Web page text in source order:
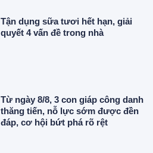
Tận dụng sữa tươi hết hạn, giải
quyết 4 vấn đề trong nhà
Từ ngày 8/8, 3 con giáp công danh
thăng tiến, nỗ lực sớm được đền
đáp, cơ hội bứt phá rõ rệt